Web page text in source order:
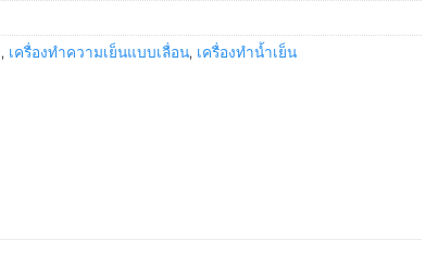
, เครื่องทำความเย็นแบบเลื่อน, เครื่องทำน้ำเย็น